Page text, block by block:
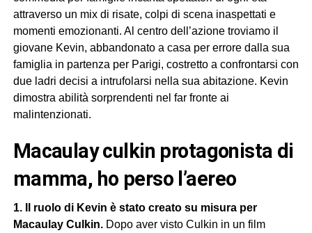
attraverso un mix di risate, colpi di scena inaspettati e
momenti emozionanti. Al centro dell’azione troviamo il
giovane Kevin, abbandonato a casa per errore dalla sua
famiglia in partenza per Parigi, costretto a confrontarsi con
due ladri decisi a intrufolarsi nella sua abitazione. Kevin
dimostra abilità sorprendenti nel far fronte ai
malintenzionati.
macaulay culkin protagonista di
mamma, ho perso l’aereo
1. Il ruolo di Kevin è stato creato su misura per
Macaulay Culkin.Dopo aver visto Culkin in un film